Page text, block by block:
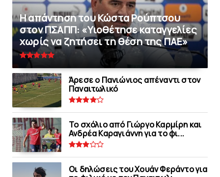
Η απάντηση του Κώστα Ρούπτσου
στον ΠΣΑΠΠ: «Υιοθέτησε καταγγελίες
χωρίς να ζητήσει τη θέση της ΠAΕ»
Άρεσε ο Πανιώνιος απέναντι στoν
Παναιτωλικό
Το σχόλιο από Γιώργο Καρμίρη και
Ανδρέα Καραγιάννη για το φι...
Οι δηλώσεις του Χουάν Φεράντο για